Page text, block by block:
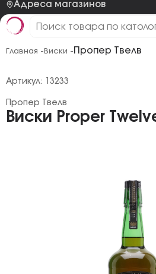
Адреса магазинов
Главная - Виски - Пропер Твелв
Виски Proper
Пропер Твелв
Артикул: 13233